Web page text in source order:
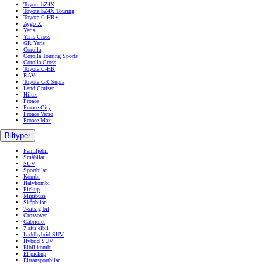
Toyota bZ4X
Toyota bZ4X Touring
Toyota C-HR+
Aygo X
Yaris
Yaris Cross
GR Yaris
Corolla
Corolla Touring Sports
Corolla Cross
Toyota C-HR
RAV4
Toyota GR Supra
Land Cruiser
Hilux
Proace
Proace City
Proace Verso
Proace Max
Biltyper
Familjebil
Småbilar
SUV
Sportbilar
Kombi
Halvkombi
Pickup
Minibuss
Skåpbilar
7-sitsig bil
Crossover
Cabriolet
7 sits elbil
Laddhybrid SUV
Hybrid SUV
Elbil kombi
El pickup
Eltransportbilar